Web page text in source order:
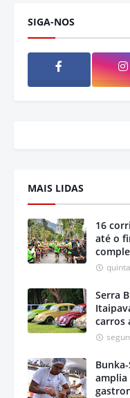
SIGA-NOS
MAIS LIDAS
16
até o
Serra
carros
amplia